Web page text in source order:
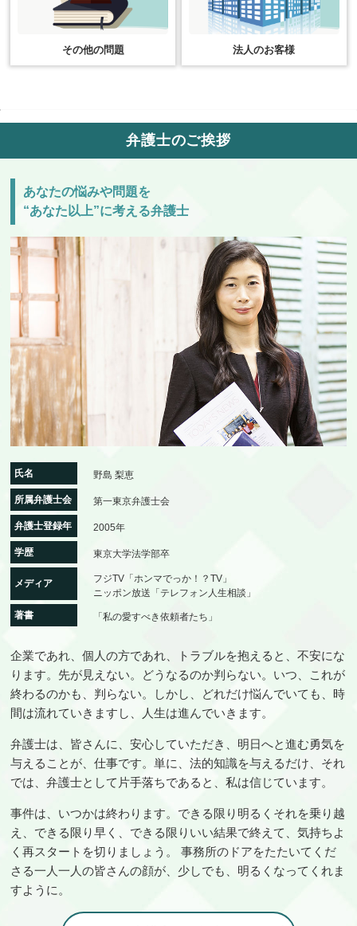
その他の問題 法人のお客様
弁護士のご挨拶
あなたの悩みや問題を
“あなた以上”に考える弁護士
氏名 野島 梨恵
所属弁護士会 第一東京弁護士会
弁護士登録年 2005年
学歴 東京大学法学部卒
メディア
フジTV「ホンマでっか！？TV」
ニッポン放送「テレフォン人生相談」
著書
「私の愛すべき依頼者たち」
企業であれ、個人の方であれ、トラブルを抱えると、不安にな
ります。先が見えない。どうなるのか判らない。いつ、これが
終わるのかも、判らない。しかし、どれだけ悩んでいても、時
間は流れていきますし、人生は進んでいきます。
弁護士は、皆さんに、安心していただき、明日へと進む勇気を
与えることが、仕事です。単に、法的知識を与えるだけ、それ
では、弁護士として片手落ちであると、私は信じています。
事件は、いつかは終わります。できる限り明るくそれを乗り越
え、できる限り早く、できる限りいい結果で終えて、気持ちよ
く再スタートを切りましょう。 事務所のドアをたたいてくだ
さる一人一人の皆さんの顔が、少しでも、明るくなってくれま
すように。